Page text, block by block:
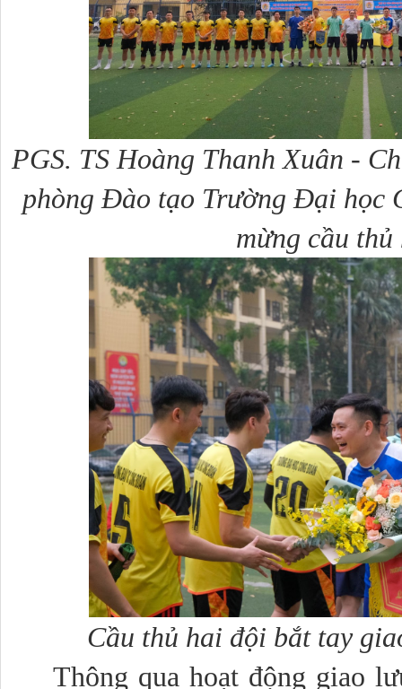
PGS. TS Hoàng Thanh Xuân -
phòng Đào tạo Trường Đại học
mừng cầu
Cầu thủ hai đội bắt tay
Thông qua hoạt động giao